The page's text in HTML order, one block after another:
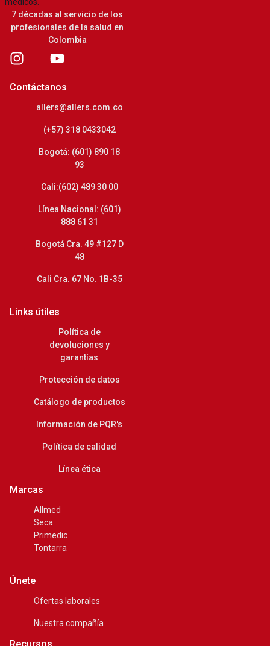
7 décadas al servicio de los
profesionales de la salud en
Colombia
Contáctanos
allers@allers.com.co
(+57) 318 0433042
Bogotá: (601) 890 18
93
Cali:(602) 489 30 00
Línea Nacional: (601)
888 61 31
Bogotá Cra. 49 #127 D
48
Cali Cra. 67 No. 1B-35
Links útiles
Política de
devoluciones y
garantías
Protección de datos
Catálogo de productos
Información de PQR's
Política de calidad
Línea ética
Marcas
Allmed
Seca
Primedic
Tontarra
Únete
Ofertas laborales
Nuestra compañía